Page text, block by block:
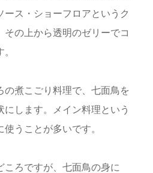
ス・ショーフロアというク
その上から透明のゼリーでコ
の煮こごり料理で、七面鳥を
します。メイン料理という
うことが多いです。
ころですが、七面鳥の身に